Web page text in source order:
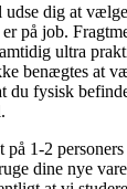
udse dig at
på job.
ultra
benægtes at
du fysisk
på 1-2
dine nye